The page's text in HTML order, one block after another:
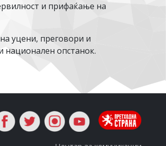
и прифаќање на
уцени, преговори и
национален опстанок.